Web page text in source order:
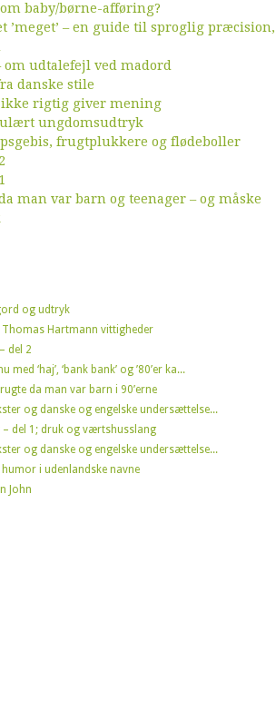
baby/børne-afføring?
’meget’ – en guide til sproglig præcision,
om udtalefejl ved madord
danske stile
ikke rigtig giver mening
ungdomsudtryk
frugtplukkere og flødeboller
man var barn og teenager – og måske
og udtryk
Hartmann vittigheder
del 2
‘haj’, ‘bank bank’ og ’80’er ka...
da man var barn i 90’erne
og danske og engelske undersættelse...
– del 1; druk og værtshusslang
og danske og engelske undersættelse...
i udenlandske navne
John